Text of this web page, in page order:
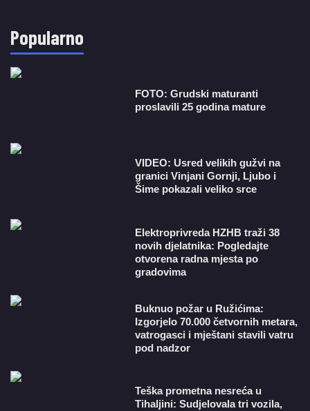
Popularno
FOTO: Grudski maturanti
proslavili 25 godina mature
VIDEO: Usred velikih gužvi na
granici Vinjani Gornji, Ljubo i
Šime pokazali veliko srce
​Elektroprivreda HZHB traži 38
novih djelatnika: Pogledajte
otvorena radna mjesta po
gradovima
Buknuo požar u Ružićima:
Izgorjelo 70.000 četvornih metara,
vatrogasci i mještani stavili vatru
pod nadzor
Teška prometna nesreća u
Tihaljini: Sudjelovala tri vozila,